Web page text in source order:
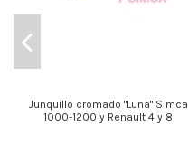
Junquillo cromado "Luna" Simca
1000-1200 y Renault 4 y 8